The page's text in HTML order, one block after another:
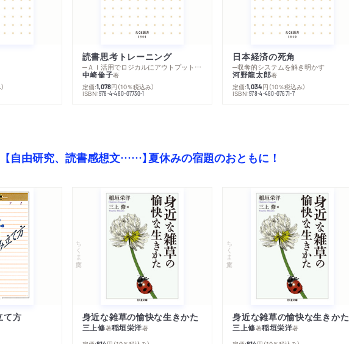
読書思考トレーニング
─ＡＩ活用でロジカルにアウトプットする技法
中崎倫子著
定価:1,078円 （10％税込み）
ISBN:978-4-480-07730-1
日本経済の死角
─収奪的システムを解き明かす
河野龍太郎著
定価:1,034円 （10％税込み）
ISBN:978-4-480-07671-7
【自由研究、読書感想文……】夏休みの宿題のおともに！
て方
ちくま文庫
身近な雑草の愉快な生きかた
三上修著稲垣栄洋著
ちくま文庫
身近な雑草の愉快な生きかた
三上修著稲垣栄洋著